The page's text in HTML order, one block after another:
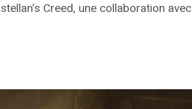
Creed, une collaboration avec